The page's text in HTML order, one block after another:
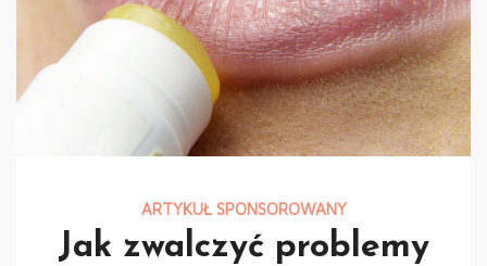
ARTYKUŁ SPONSOROWANY
Jak zwalczyć problemy